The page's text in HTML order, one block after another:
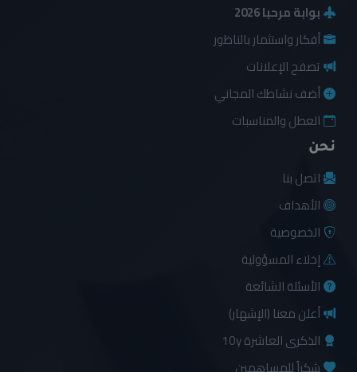
بوابة مرحبا 2026
أفكار واستثمار بالناظور
تصفح الإعلانات
أضف نشاطك المجاني
العطل والمناسبات
نحن
اتصل بنا
الأهداف
الخصوصية
إخلاء المسؤولية
الأسئلة الشائعة
أعلن معنا (الإشهار)
الذكرى العاشرة 10y